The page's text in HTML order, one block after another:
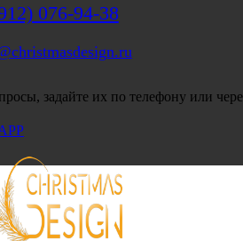
076-94-38
задайте их по телефону или